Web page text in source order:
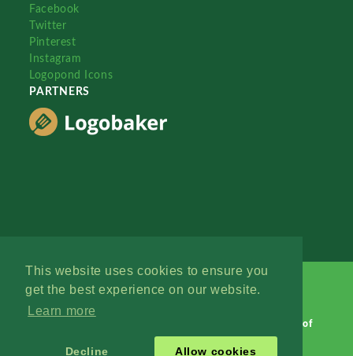
This website uses cookies to ensure you
get the best experience on our website.
Learn more
Decline Allow cookies
Facebook
Twitter
Pinterest
Instagram
Logopond Icons
PARTNERS
Terms of